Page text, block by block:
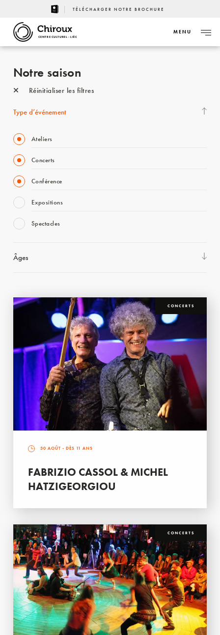
TÉLÉCHARGER NOTRE BROCHURE
CENTRE CULTUREL - LIÈGE
MENU
Notre saison
Réinitialiser les filtres
Type d’événement
Ateliers
Concerts
Conférence
Expositions
Spectacles
Âges
CONCERTS
30 AOÛT - DÈS 11 ANS
FABRIZIO CASSOL & MICHEL
HATZIGEORGIOU
CONCERTS